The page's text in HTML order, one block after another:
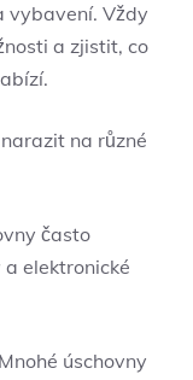
vybavení. Vždy
a zjistit, co
na různé
často
elektronické
úschovny